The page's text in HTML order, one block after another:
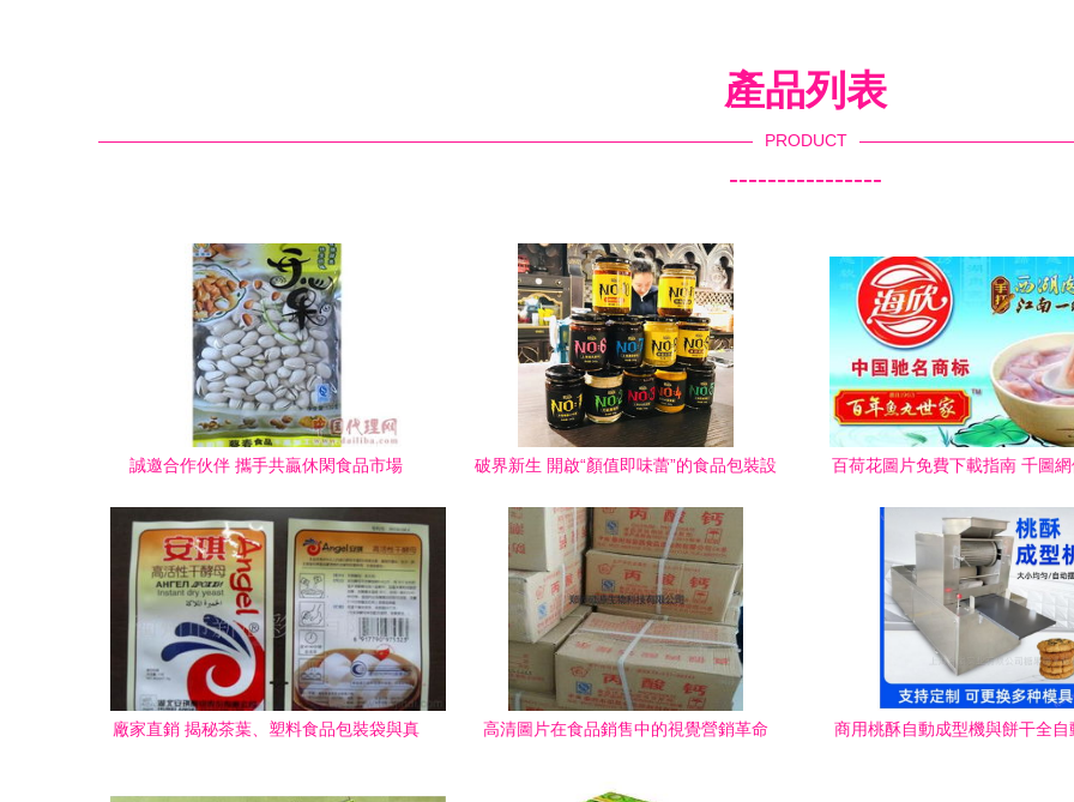
產品列表
PRODUCT
----------------
誠邀合作伙伴 攜手共贏休閑食品市場
破界新生 開啟“顏值即味蕾”的食品包裝設
百荷花圖片免費下載指南 千圖
廠家直銷 揭秘茶葉、塑料食品包裝袋與真
高清圖片在食品銷售中的視覺營銷革命
商用桃酥自動成型機與餅干全自